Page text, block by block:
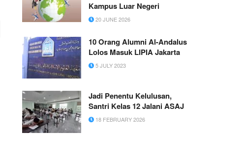
Kampus Luar Negeri
20 JUNE 2026
10 Orang Alumni Al-Andalus
Lolos Masuk LIPIA Jakarta
5 JULY 2023
Jadi Penentu Kelulusan,
Santri Kelas 12 Jalani ASAJ
18 FEBRUARY 2026